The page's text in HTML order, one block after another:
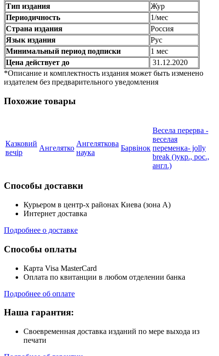
Тип издания
Жур
Периодичность
1/мес
Страна издания
Россия
Язык издания
Рус
Минимальный период подписки
1 мес
Цена действует до
31.12.2020
*Описание и комплектность издания может быть изменено
издателем без предварительного уведомления
Похожие товары
Казковий
вечір
Ангелятко
Ангеляткова
наука
Барвінок
Весела перерва -
веселая
переменка- jolly
break ()укр., рос.,
англ.)
Способы доставки
Курьером в центр-х районах Киева (зона А)
Интернет доставка
Подробнее о доставке
Способы оплаты
Карта Visa MasterCard
Оплата по квитанции в любом отделении банка
Подробнее об оплате
Наша гарантия:
Своевременная доставка изданий по мере выхода из
печати